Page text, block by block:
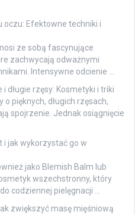
oczu: Efektowne techniki i
ze sobą fascynujące
zachwycają odważnymi
Intensywne odcienie …
i długie rzęsy: Kosmetyki i triki
o pięknych, długich rzęsach,
spojrzenie. Jednak osiągnięcie
i jak wykorzystać go w
jako Blemish Balm lub
wszechstronny, który
codziennej pielęgnacji …
zwiększyć masę mięśniową